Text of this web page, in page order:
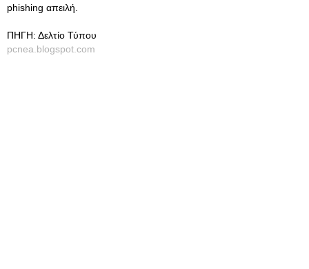
phishing απειλή.
ΠΗΓΗ: Δελτίο Τύπου
pcnea.blogspot.com